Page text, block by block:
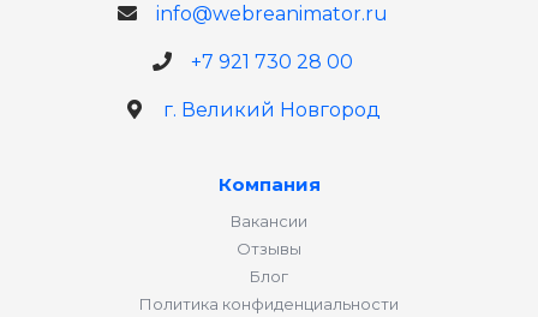
info@webreanimator.ru
+7 921 730 28 00
г. Великий Новгород
Компания
Вакансии
Отзывы
Блог
Политика конфиденциальности